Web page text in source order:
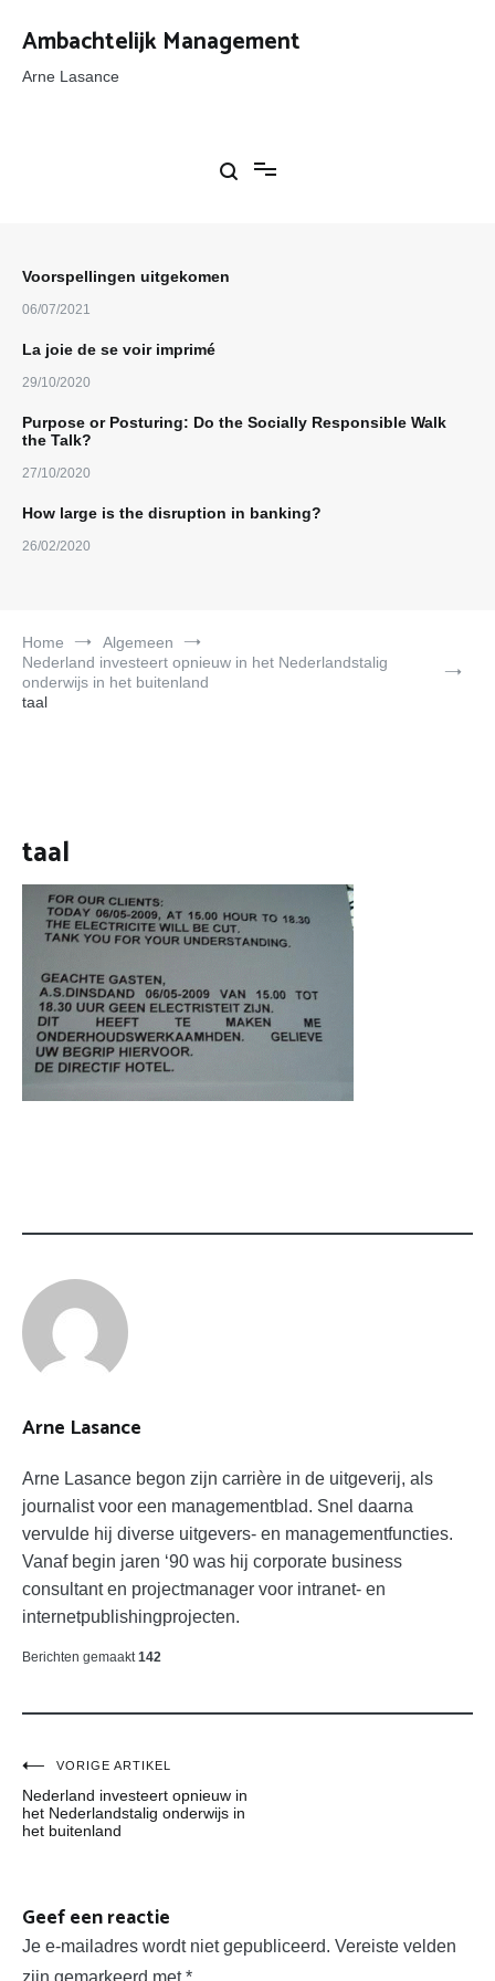
naar
inhoud
Ambachtelijk Management
Arne Lasance
Voorspellingen uitgekomen
06/07/2021
La joie de se voir imprimé
29/10/2020
Purpose or Posturing: Do the Socially Responsible Walk
the Talk?
27/10/2020
How large is the disruption in banking?
26/02/2020
Home
Algemeen
Nederland investeert opnieuw in het Nederlandstalig
onderwijs in het buitenland
taal
taal
Arne Lasance
Arne Lasance begon zijn carrière in de uitgeverij, als
journalist voor een managementblad. Snel daarna
vervulde hij diverse uitgevers- en managementfuncties.
Vanaf begin jaren ‘90 was hij corporate business
consultant en projectmanager voor intranet- en
internetpublishingprojecten.
Berichten gemaakt 142
Bericht
navigatie
VORIGE ARTIKEL
Nederland investeert opnieuw in
het Nederlandstalig onderwijs in
het buitenland
Geef een reactie
Je e-mailadres wordt niet gepubliceerd. Vereiste velden
zijn gemarkeerd met*